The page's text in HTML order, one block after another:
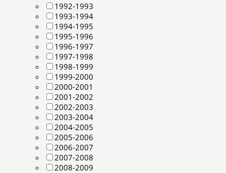
1992-1993
1993-1994
1994-1995
1995-1996
1996-1997
1997-1998
1998-1999
1999-2000
2000-2001
2001-2002
2002-2003
2003-2004
2004-2005
2005-2006
2006-2007
2007-2008
2008-2009